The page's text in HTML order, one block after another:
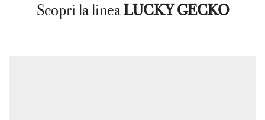
Scopri la lineaLUCKY GECKO